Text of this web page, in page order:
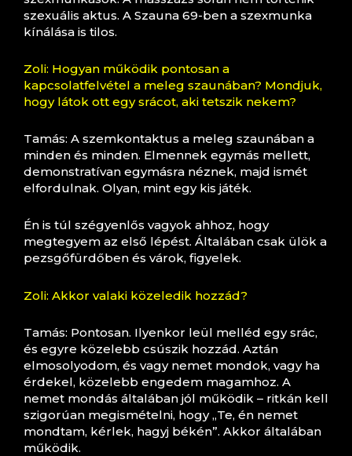
szexuális aktus. A Szauna 69-ben a szexmunka
kínálása is tilos.
Zoli: Hogyan működik pontosan a
kapcsolatfelvétel a meleg szaunában? Mondjuk,
hogy látok ott egy srácot, aki tetszik nekem?
Tamás: A szemkontaktus a meleg szaunában a
minden és minden. Elmennek egymás mellett,
demonstratívan egymásra néznek, majd ismét
elfordulnak. Olyan, mint egy kis játék.
Én is túl szégyenlős vagyok ahhoz, hogy
megtegyem az első lépést. Általában csak ülök a
pezsgőfürdőben és várok, figyelek.
Zoli: Akkor valaki közeledik hozzád?
Tamás: Pontosan. Ilyenkor leül melléd egy srác,
és egyre közelebb csúszik hozzád. Aztán
elmosolyodom, és vagy nemet mondok, vagy ha
érdekel, közelebb engedem magamhoz. A
nemet mondás általában jól működik – ritkán kell
szigorúan megismételni, hogy „Te, én nemet
mondtam, kérlek, hagyj békén”. Akkor általában
működik.